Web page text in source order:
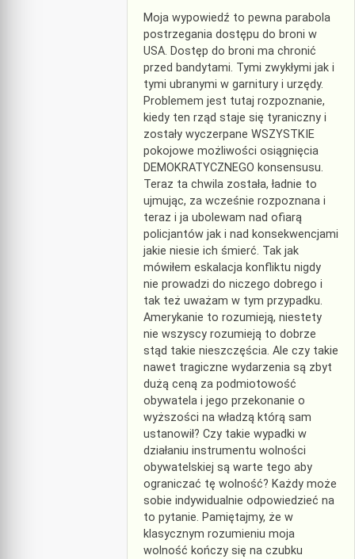
Moja wypowiedź to pewna parabola
postrzegania dostępu do broni w
USA. Dostęp do broni ma chronić
przed bandytami. Tymi zwykłymi jak i
tymi ubranymi w garnitury i urzędy.
Problemem jest tutaj rozpoznanie,
kiedy ten rząd staje się tyraniczny i
zostały wyczerpane WSZYSTKIE
pokojowe możliwości osiągnięcia
DEMOKRATYCZNEGO konsensusu.
Teraz ta chwila została, ładnie to
ujmując, za wcześnie rozpoznana i
teraz i ja ubolewam nad ofiarą
policjantów jak i nad konsekwencjami
jakie niesie ich śmierć. Tak jak
mówiłem eskalacja konfliktu nigdy
nie prowadzi do niczego dobrego i
tak też uważam w tym przypadku.
Amerykanie to rozumieją, niestety
nie wszyscy rozumieją to dobrze
stąd takie nieszczęścia. Ale czy takie
nawet tragiczne wydarzenia są zbyt
dużą ceną za podmiotowość
obywatela i jego przekonanie o
wyższości na władzą którą sam
ustanowił? Czy takie wypadki w
działaniu instrumentu wolności
obywatelskiej są warte tego aby
ograniczać tę wolność? Każdy może
sobie indywidualnie odpowiedzieć na
to pytanie. Pamiętajmy, że w
klasycznym rozumieniu moja
wolność kończy się na czubku